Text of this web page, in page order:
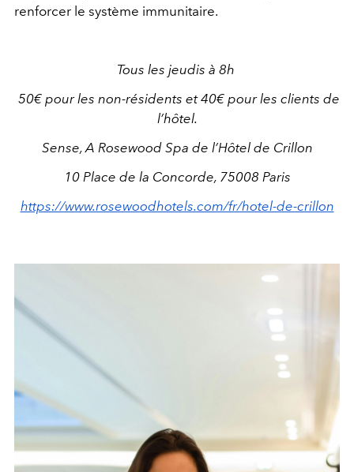
renforcer le système immunitaire.
Tous les jeudis à 8h
50€ pour les non-résidents et 40€ pour les clients de
l’hôtel.
Sense, A Rosewood Spa de l’Hôtel de Crillon
10 Place de la Concorde, 75008 Paris
https://www.rosewoodhotels.com/fr/hotel-de-crillon